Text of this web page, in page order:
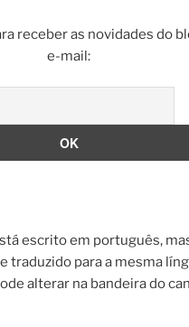
receber as novidades do
e-mail:
escrito em português,
traduzido para a mesma
alterar na bandeira do